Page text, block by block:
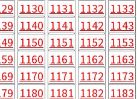
1130 1131 1132 1133
1140 1141 1142 1143
1150 1151 1152 1153
1160 1161 1162 1163
1170 1171 1172 1173
1180 1181 1182 1183